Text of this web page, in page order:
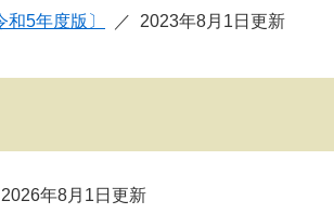
5年度版〕 2023年8月1日更新
2026年8月1日更新